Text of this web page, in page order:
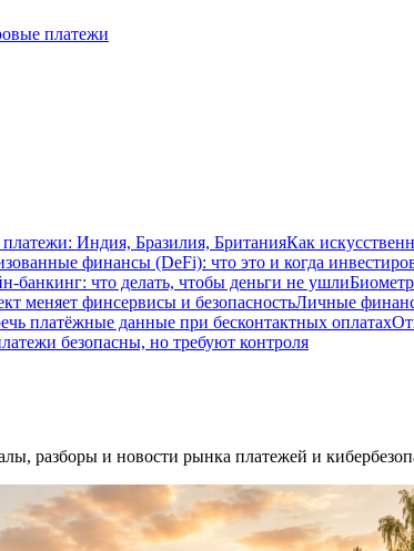
платежи
Индия, Бразилия, БританияКак
финансы (DeFi): что это и когда
банкинг: что делать, чтобы деньги не ушли
меняет финсервисы и безопасностьЛичные
платёжные данные при бесконтактных оплатах
безопасны, но требуют контроля
разборы и новости рынка платежей и